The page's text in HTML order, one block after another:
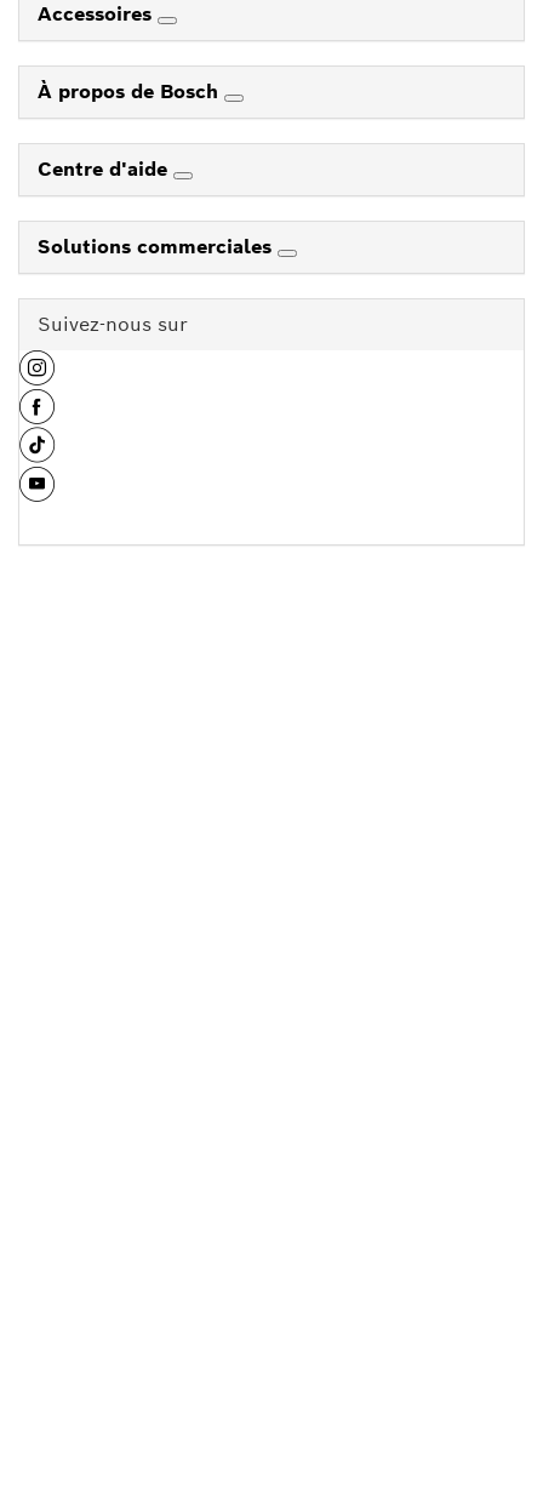
Accessoires
À propos de Bosch
Centre d'aide
Solutions commerciales
Suivez-nous sur